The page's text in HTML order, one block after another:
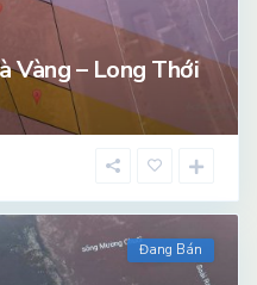
Vàng – Long Thới
Đang Bán